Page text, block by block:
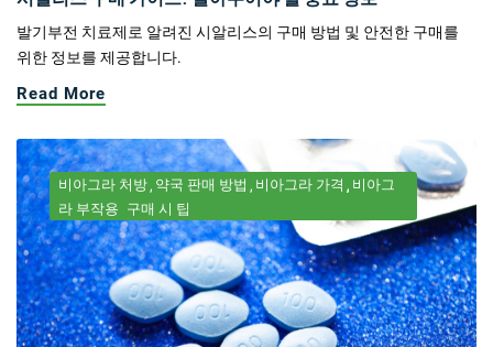
발기부전 치료제로 알려진 시알리스의 구매 방법 및 안전한 구매를
위한 정보를 제공합니다.
Read More
비아그라 처방 약국 판매 방법 비아그라 가격
비아그
라 부작용 구매 시 팁